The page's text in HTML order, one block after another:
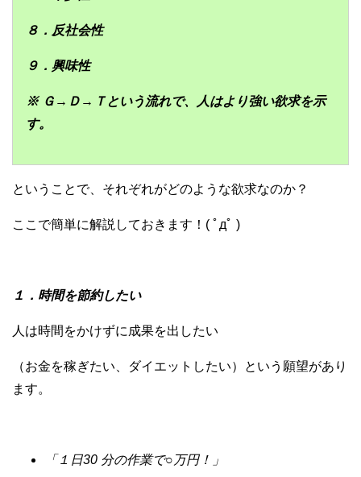
８．反社会性
９．興味性
※ Ｇ→Ｄ→Ｔという流れで、人はより強い欲求を示
す。
ということで、それぞれがどのような欲求なのか？
ここで簡単に解説しておきます！( ﾟдﾟ )
１．時間を節約したい
人は時間をかけずに成果を出したい
（お金を稼ぎたい、ダイエットしたい）という願望があり
ます。
「１日30 分の作業で○万円！」